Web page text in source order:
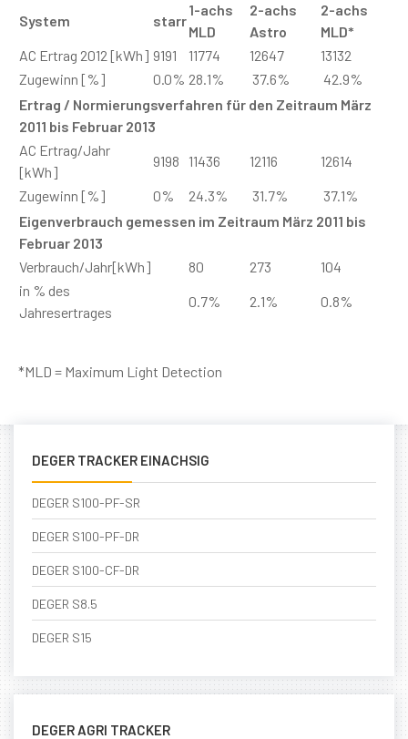
System
starr
1-achs
MLD
2-achs
Astro
2-achs
MLD*
AC Ertrag 2012 [kWh] 9191 11774 12647
13132
Zugewinn [%]
0.0% 28.1% 37.6%
42.9%
Ertrag / Normierungsverfahren für den Zeitraum März
2011 bis Februar 2013
AC Ertrag/Jahr
[kWh]
9198 11436 12116
12614
Zugewinn [%]
0% 24.3% 31.7%
37.1%
Eigenverbrauch gemessen im Zeitraum März 2011 bis
Februar 2013
Verbrauch/Jahr[kWh]
80 273
104
in % des
Jahresertrages
0.7% 2.1% 0.8%
*MLD = Maximum Light Detection
DEGER TRACKER EINACHSIG
DEGER S100-PF-SR
DEGER S100-PF-DR
DEGER S100-CF-DR
DEGER S8.5
DEGER S15
DEGER AGRI TRACKER